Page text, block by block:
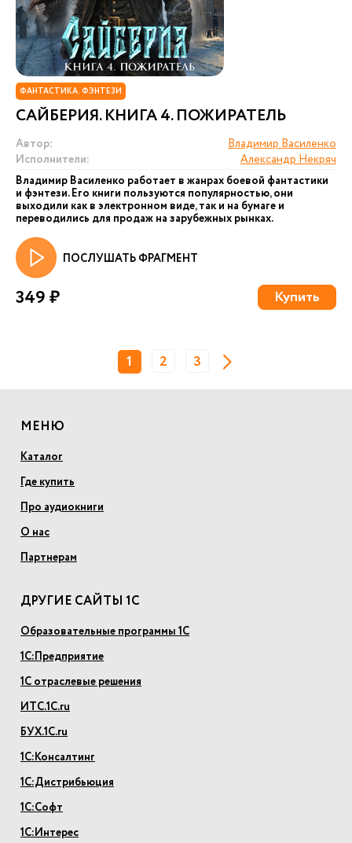
ФАНТАСТИКА. ФЭНТЕЗИ
САЙБЕРИЯ. КНИГА 4. ПОЖИРАТЕЛЬ
Автор:
Владимир Василенко
Исполнители:
Александр Некряч
Владимир Василенко работает в жанрах боевой фантастики
и фэнтези. Его книги пользуются популярностью, они
выходили как в электронном виде, так и на бумаге и
переводились для продаж на зарубежных рынках.
ПОСЛУШАТЬ ФРАГМЕНТ
349 ₽ Купить
1 2 3
МЕНЮ
Каталог
Где купить
Про аудиокниги
О нас
Партнерам
ДРУГИЕ САЙТЫ 1С
Образовательные программы 1С
1С:Предприятие
1С отраслевые решения
ИТС.1С.ru
БУХ.1С.ru
1С:Консалтинг
1С:Дистрибьюция
1С:Софт
1С:Интерес